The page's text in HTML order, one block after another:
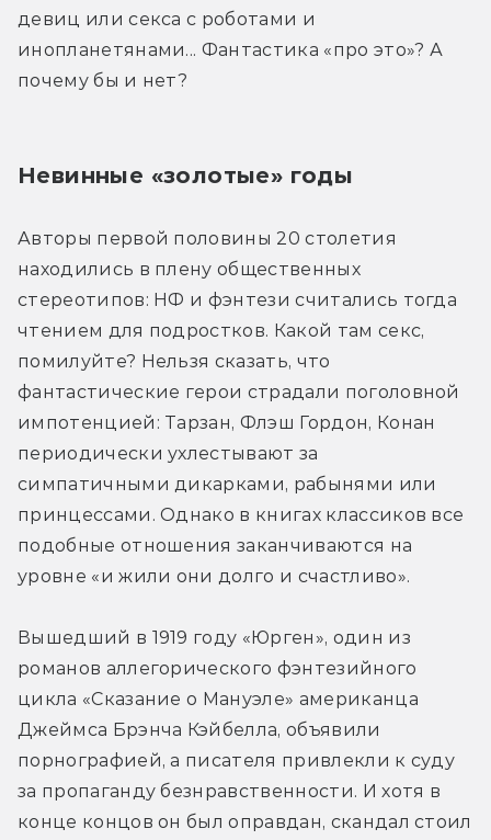
девиц или секса с роботами и
инопланетянами... Фантастика «про это»? А
почему бы и нет?
Невинные «золотые» годы
Авторы первой половины 20 столетия
находились в плену общественных
стереотипов: НФ и фэнтези считались тогда
чтением для подростков. Какой там секс,
помилуйте? Нельзя сказать, что
фантастические герои страдали поголовной
импотенцией: Тарзан, Флэш Гордон, Конан
периодически ухлестывают за
симпатичными дикарками, рабынями или
принцессами. Однако в книгах классиков все
подобные отношения заканчиваются на
уровне «и жили они долго и счастливо».
Вышедший в 1919 году «Юрген», один из
романов аллегорического фэнтезийного
цикла «Сказание о Мануэле» американца
Джеймса Брэнча Кэйбелла, объявили
порнографией, а писателя привлекли к суду
за пропаганду безнравственности. И хотя в
конце концов он был оправдан, скандал стоил